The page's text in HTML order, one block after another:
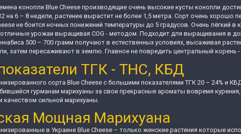
конопли Blue Cheese производящие очень высокие кусты конопли
на 6 – 8 недели, растение вырастит не более 1,5 метра. Сорт очень хорошо
не боится ночных понижений температуры до 5 градусов. Очень лёгкий
урожаи выращивая COG - методом. Подходит для выращивания в
500 – 700 грамм получают в естественных условиях, высаживая
затем пересаживают в землю. Главное не повредить центральный
ТГК - ТНС, КБД
сорта Blue Cheese с большими показателями ТГК 20 – 24% и
гурманам марихуаны за свои прекрасные ароматы вовремя
качеством сильной марихуаны.
Мощная Марихуана
в Украине Blue Cheese – только женские растения которые